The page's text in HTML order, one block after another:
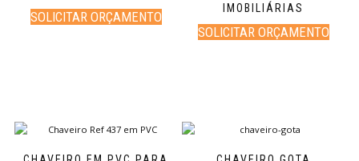
SOLICITAR ORÇAMENTO
IMOBILIÁRIAS
SOLICITAR ORÇAMENTO